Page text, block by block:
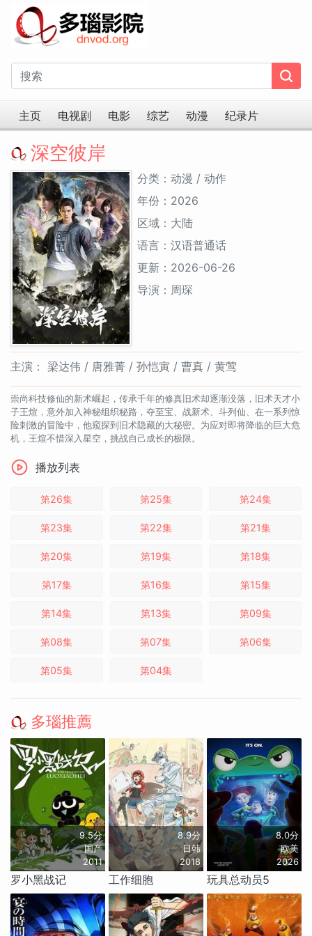
主页 电视剧 电影 综艺 动漫 纪录片
深空彼岸
分类：动漫 / 动作
年份：2026
区域：大陆
语言：汉语普通话
更新：2026-06-26
导演：周琛
主演： 梁达伟 / 唐雅菁 / 孙恺寅 / 曹真 / 黄莺
崇尚科技修仙的新术崛起，传承千年的修真旧术却逐渐没落，旧术天才小
子王煊，意外加入神秘组织秘路，夺至宝、战新术、斗列仙、在一系列惊
险刺激的冒险中，他窥探到旧术隐藏的大秘密。为应对即将降临的巨大危
机，王煊不惜深入星空，挑战自己成长的极限。
播放列表
第26集 第25集 第24集
第23集 第22集 第21集
第20集 第19集 第18集
第17集 第16集 第15集
第14集 第13集 第09集
第08集 第07集 第06集
第05集 第04集
多瑙推薦
9.5分
国产
2011
罗小黑战记
8.9分
日韩
2018
工作细胞
8.0分
欧美
2026
玩具总动员5